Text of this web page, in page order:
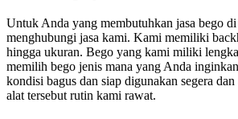
Untuk Anda yang membutuhkan jasa bego
menghubungi jasa kami. Kami memiliki
hingga ukuran. Bego yang kami miliki
memilih bego jenis mana yang Anda
kondisi bagus dan siap digunakan segera
alat tersebut rutin kami rawat.